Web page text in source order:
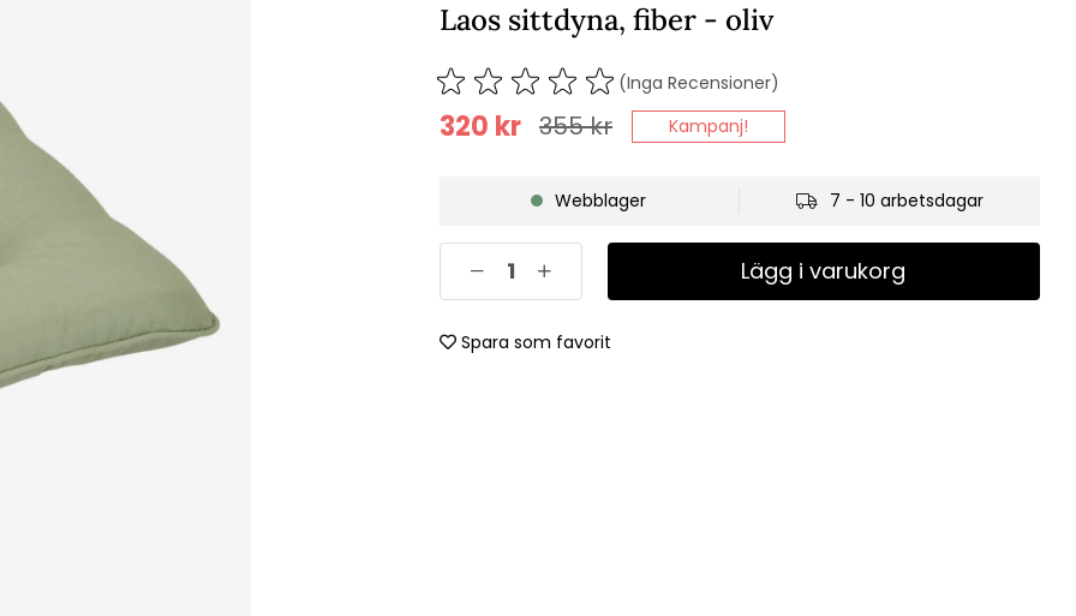
Laos sittdyna, fiber - oliv
(Inga Recensioner)
355kr
320 kr Kampanj!
Webblager 7 - 10 arbetsdagar
Lägg i varukorg
Spara som favorit